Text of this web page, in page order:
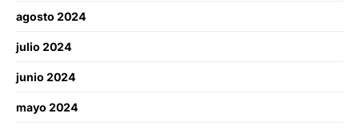
agosto 2024
julio 2024
junio 2024
mayo 2024